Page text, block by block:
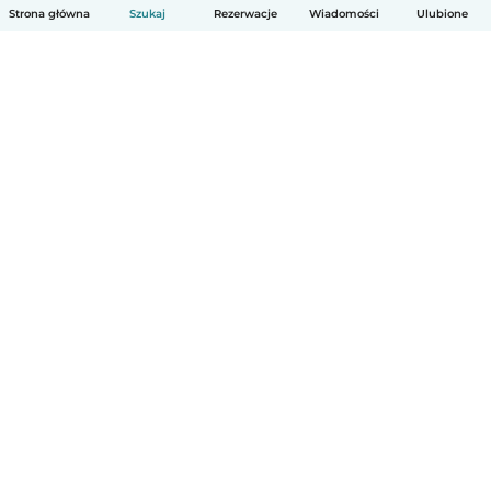
Strona główna Szukaj Rezerwacje Wiadomości Ulubione